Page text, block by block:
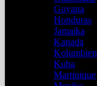
Guyana
Honduras
Jamaika
Kanada
Kolumbien
Kuba
Martinique